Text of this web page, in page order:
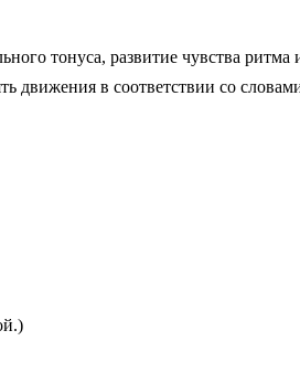
тонуса, развитие чувства
движения в соответствии со